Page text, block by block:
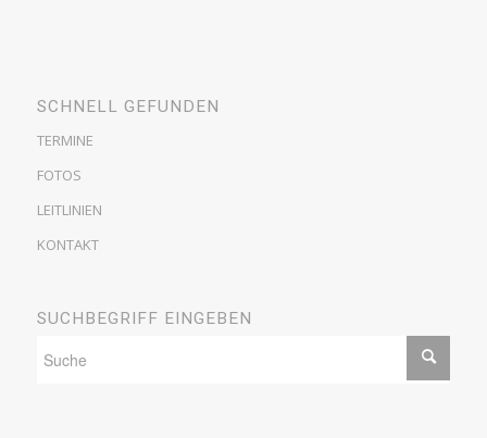
SCHNELL GEFUNDEN
TERMINE
FOTOS
LEITLINIEN
KONTAKT
SUCHBEGRIFF EINGEBEN